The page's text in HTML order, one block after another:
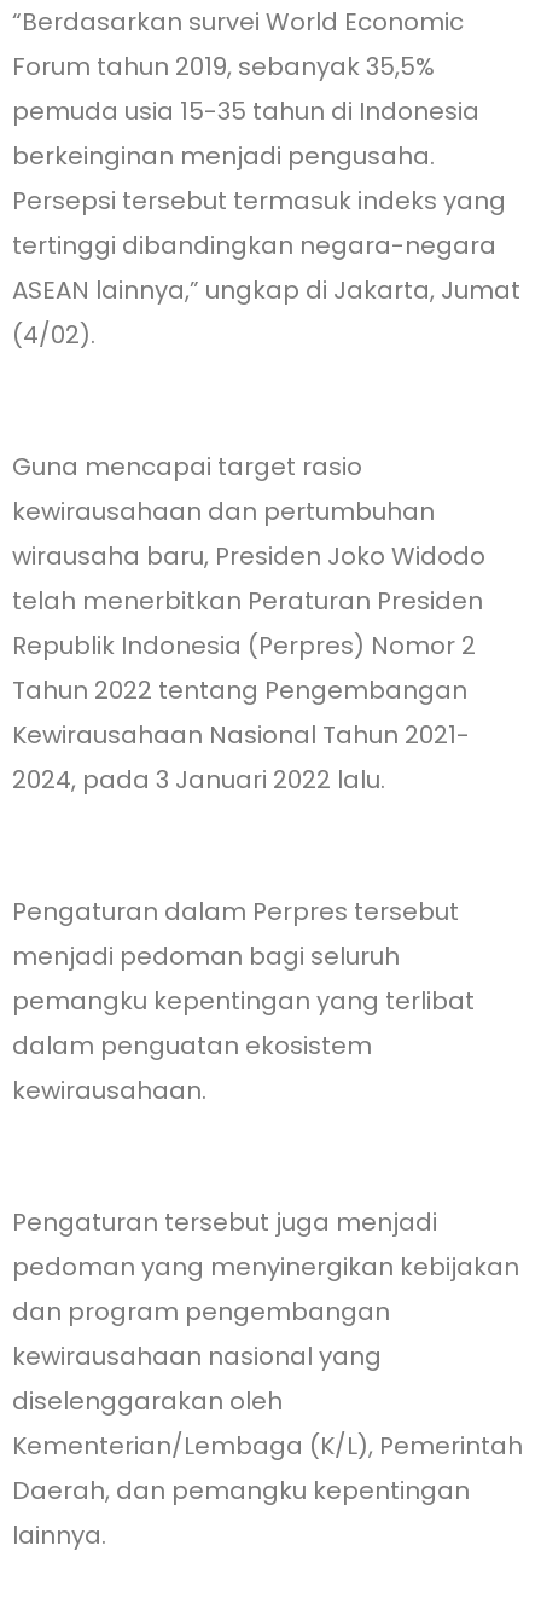
“Berdasarkan survei World Economic
Forum tahun 2019, sebanyak 35,5%
pemuda usia 15-35 tahun di Indonesia
berkeinginan menjadi pengusaha.
Persepsi tersebut termasuk indeks yang
tertinggi dibandingkan negara-negara
ASEAN lainnya,” ungkap di Jakarta, Jumat
(4/02).
Guna mencapai target rasio
kewirausahaan dan pertumbuhan
wirausaha baru, Presiden Joko Widodo
telah menerbitkan Peraturan Presiden
Republik Indonesia (Perpres) Nomor 2
Tahun 2022 tentang Pengembangan
Kewirausahaan Nasional Tahun 2021-
2024, pada 3 Januari 2022 lalu.
Pengaturan dalam Perpres tersebut
menjadi pedoman bagi seluruh
pemangku kepentingan yang terlibat
dalam penguatan ekosistem
kewirausahaan.
Pengaturan tersebut juga menjadi
pedoman yang menyinergikan kebijakan
dan program pengembangan
kewirausahaan nasional yang
diselenggarakan oleh
Kementerian/Lembaga (K/L), Pemerintah
Daerah, dan pemangku kepentingan
lainnya.